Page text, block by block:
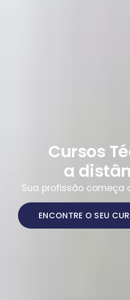
Cursos
a
Sua profissão começa
ENCONTRE O SEU